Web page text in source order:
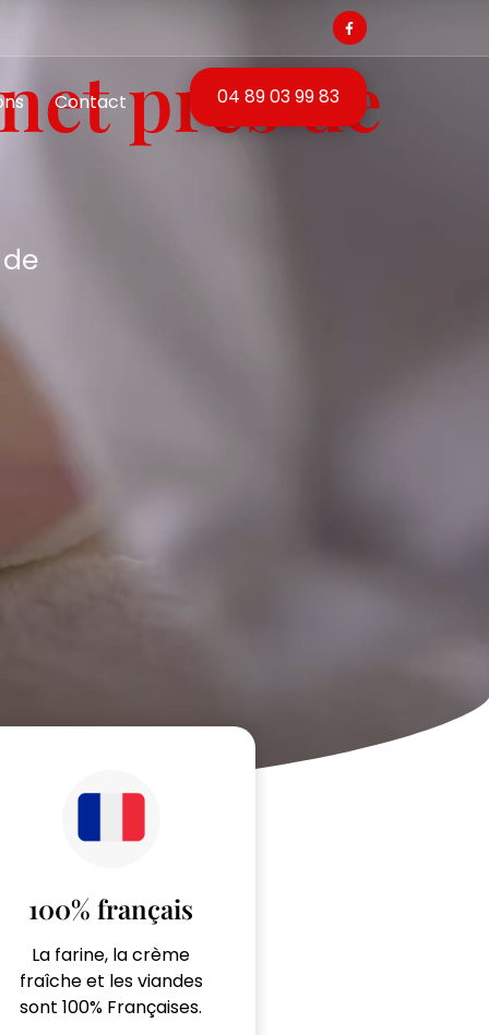
Contact 04 89 03 99 83
près de
100% français
La farine, la crème
fraîche et les viandes
sont 100% Françaises.